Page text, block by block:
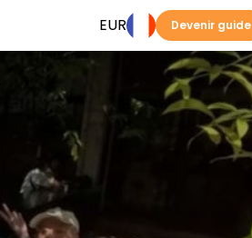
EUR Devenir guide